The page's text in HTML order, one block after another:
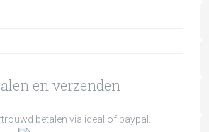
en verzenden
betalen via ideal of paypal.